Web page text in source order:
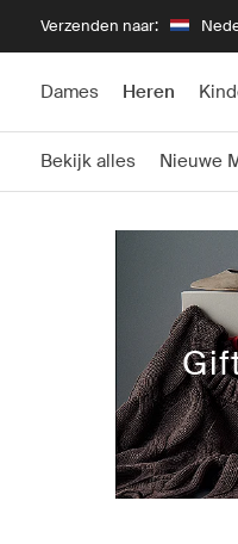
Verzenden naar:
Dames Heren
Bekijk alles Nieuwe